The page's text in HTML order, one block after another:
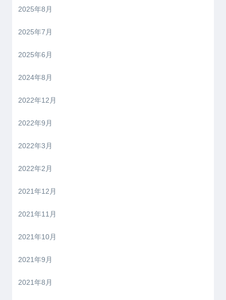
2025年8月
2025年7月
2025年6月
2024年8月
2022年12月
2022年9月
2022年3月
2022年2月
2021年12月
2021年11月
2021年10月
2021年9月
2021年8月